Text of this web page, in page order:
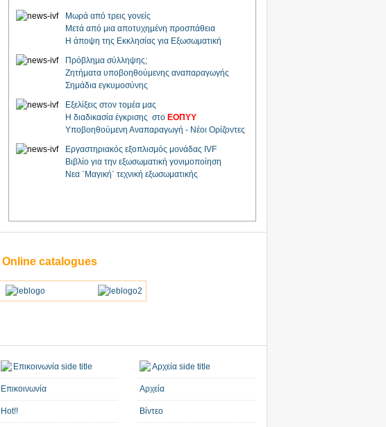
Μωρά από τρεις γονείς
Μετά από μια αποτυχημένη προσπάθεια
Η άποψη της Εκκλησίας για Εξωσωματική
Πρόβλημα σύλληψης;
Ζητήματα υποβοηθούμενης αναπαραγωγής
Σημάδια εγκυμοσύνης
Εξελίξεις στον τομέα μας
Η διαδικασία έγκρισης στο ΕΟΠΥΥ
Υποβοηθούμενη Αναπαραγωγή - Νέοι Ορίζοντες
Εργαστηριακός εξοπλισμός μονάδας IVF
Βιβλίο για την εξωσωματική γονιμοποίηση
Νεα ΄Μαγική΄ τεχνική εξωσωματικής
Online catalogues
Επικοινωνία
Hot!!
Αρχεία
Βίντεο